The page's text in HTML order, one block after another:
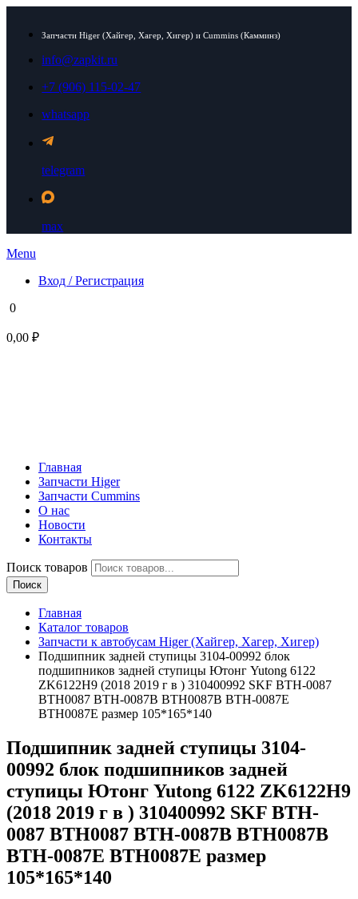
Запчасти Higer (Хайгер, Хагер, Хигер) и Cummins (Камминз)
info@zapkit.ru
+7 (906) 115-02-47
whatsapp
telegram
max
Menu
Вход / Регистрация
0
0,00 ₽
Главная
Запчасти Higer
Запчасти Cummins
О нас
Новости
Контакты
Поиск товаров
Поиск
Главная
Каталог товаров
Запчасти к автобусам Higer (Хайгер, Хагер, Хигер)
Подшипник задней ступицы 3104-00992 блок
подшипников задней ступицы Ютонг Yutong 6122
ZK6122H9 (2018 2019 г в ) 310400992 SKF BTH-0087
BTH0087 BTH-0087B BTH0087B BTH-0087E
BTH0087E размер 105*165*140
Подшипник задней ступицы 3104-
00992 блок подшипников задней
ступицы Ютонг Yutong 6122 ZK6122H9
(2018 2019 г в ) 310400992 SKF BTH-
0087 BTH0087 BTH-0087B BTH0087B
BTH-0087E BTH0087E размер
105*165*140